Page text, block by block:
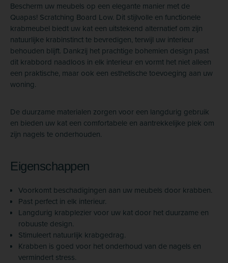
Bescherm uw meubels op een elegante manier met de
Quapas! Scratching Board Low. Dit stijlvolle en functionele
krabmeubel biedt uw kat een uitstekend alternatief om zijn
natuurlijke krabinstinct te bevredigen, terwijl uw interieur
behouden blijft. Dankzij het prachtige bohemien design past
dit krabbord naadloos in elk interieur en vormt het niet alleen
een praktische, maar ook een esthetische toevoeging aan uw
woning.
De duurzame materialen zorgen voor een langdurig gebruik
en bieden uw kat een comfortabele en aantrekkelijke plek om
zijn nagels te onderhouden.
Eigenschappen
Voorkomt beschadigingen aan uw meubels door krabben.
Past perfect in elk interieur.
Langdurig krabplezier voor uw kat door het duurzame en
robuuste design.
Stimuleert natuurlijk krabgedrag.
Krabben is goed voor het onderhoud van de nagels en
vermindert stress.